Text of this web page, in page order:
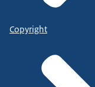
Copyright